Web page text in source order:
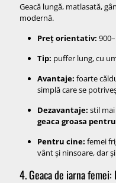
Geacă lungă, matlasată,
modernă.
Preț orientativ:
Tip: puffer lung, cu
Avantaje: foarte
simplă care se
Dezavantaje: stil mai
geaca groasa
Pentru cine: femei
vânt și ninsoare, dar
4. Geaca de iarna femei: